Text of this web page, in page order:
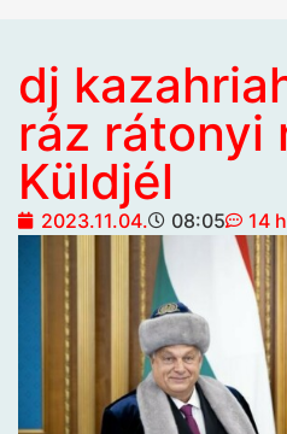
dj
ráz rátonyi
Küldjél
2023.11.04. 08:05 14